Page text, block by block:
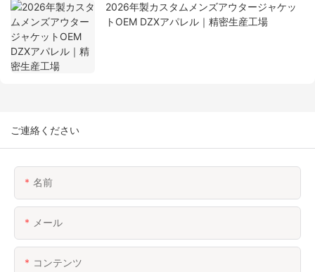
2026年製カスタムメンズアウタージャケッ
トOEM DZXアパレル｜精密生産工場
ご連絡ください
名前
メール
コンテンツ